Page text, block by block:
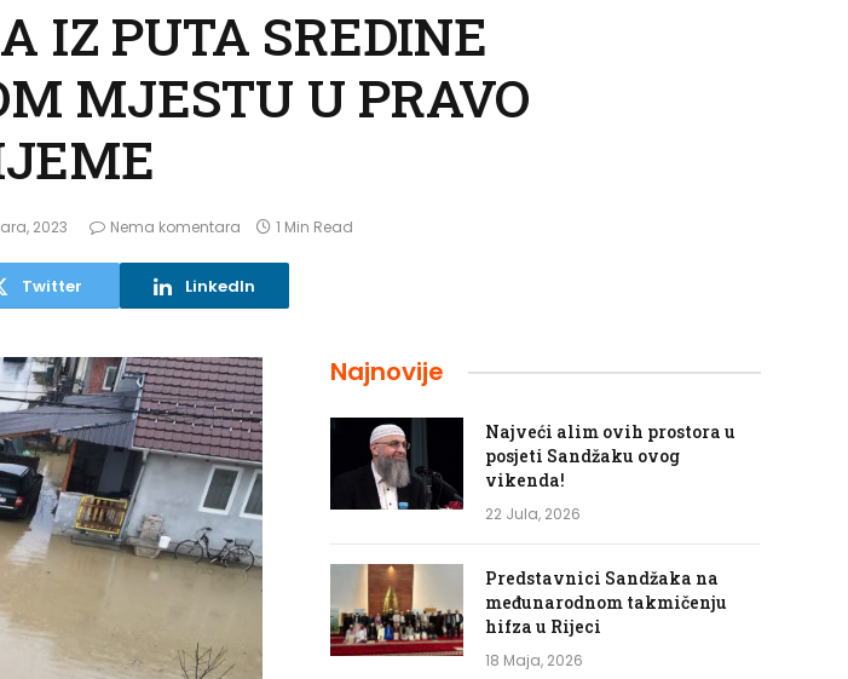
IZ PUTA SREDINE
MJESTU U PRAVO
2023 Nema komentara 1 Min Read
Twitter LinkedIn
Najnovije
Najveći alim ovih prostora u
posjeti Sandžaku ovog
vikenda!
22 Jula, 2026
Predstavnici Sandžaka na
međunarodnom takmičenju
hifza u Rijeci
18 Maja, 2026